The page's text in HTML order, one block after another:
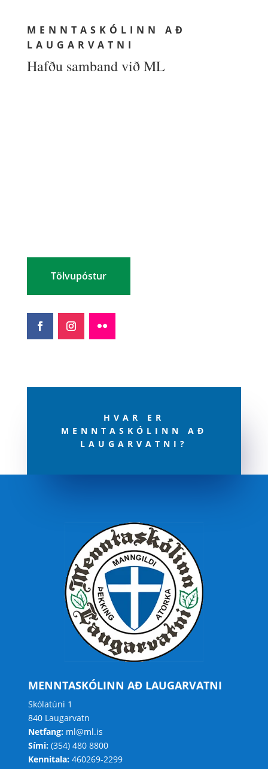
MENNTASKÓLINN AÐ
LAUGARVATNI
Hafðu samband við ML
Tölvupóstur
HVAR ER
MENNTASKÓLINN AÐ
LAUGARVATNI?
MENNTASKÓLINN AÐ LAUGARVATNI
Skólatúni 1
840 Laugarvatn
Netfang:ml@ml.is
Sími:(354) 480 8800
Kennitala:460269-2299